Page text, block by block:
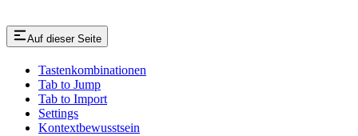
Auf dieser Seite
Tastenkombinationen
Tab to Jump
Tab to Import
Settings
Kontextbewusstsein